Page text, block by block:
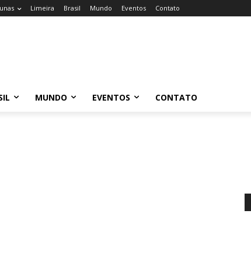
Limeira Brasil Mundo Eventos Contato
MUNDO EVENTOS CONTATO